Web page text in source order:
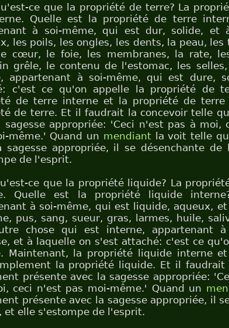
ce que la propriété de terre? La
Quelle est la propriété de terre
à soi-même, qui est dur, solide, et
les poils, les ongles, les dents, la peau,
cœur, le foie, les membranes, la rate,
grêle, le contenu de l'estomac, les
appartenant à soi-même, qui est dure,
c'est ce qu'on appelle la propriété de
de terre interne et la propriété de
de terre. Et il faudrait la concevoir telle
sagesse appropriée: 'Ceci n'est pas à
même.' Quand un mendiantla voit telle
sagesse appropriée, il se désenchante
de l'esprit.
ce que la propriété liquide? La
Quelle est la propriété liquide
à soi-même, qui est liquide, aqueux,
pus, sang, sueur, gras, larmes, huile,
chose qui est interne, appartenant
et à laquelle on s'est attaché: c'est ce
Maintenant, la propriété liquide interne
la propriété liquide. Et il
présente avec la sagesse appropriée:
ceci n'est pas moi-même.' Quand un
présente avec la sagesse appropriée, il
et elle s'estompe de l'esprit.